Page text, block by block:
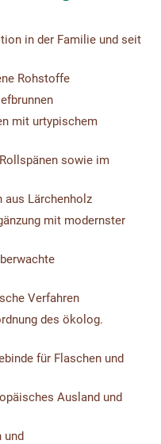
in der Familie und seit
Rohstoffe
mit urtypischem
sowie im
aus Lärchenholz
mit modernster
Verfahren
des ökolog.
für Flaschen und
Ausland und
und